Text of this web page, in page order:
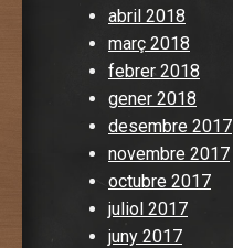
abril 2018
març 2018
febrer 2018
gener 2018
desembre 2017
novembre 2017
octubre 2017
juliol 2017
juny 2017